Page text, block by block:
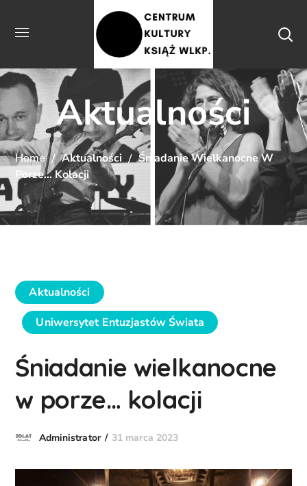
Aktualności
Home Aktualności
Śniadanie Wielkanocne W
Porze… Kolacji
Aktualności
Uniwersytet Entuzjastów Świata
Śniadanie wielkanocne
w porze… kolacji
Administrator 31 marca 2023